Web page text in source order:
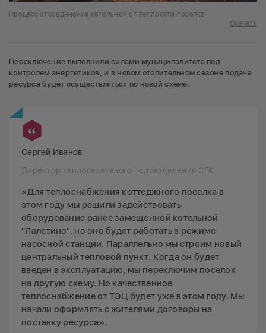
Процесс отсоединения котельной от теплосети поселка
Скачать
Переключение выполнили силами муниципалитета под
контролем энергетиков, и в новом отопительном сезоне подача
ресурса будет осуществляться по новой схеме.
Сергей Иванов
Директор теплосететевого подразделения СГК
«Для теплоснабжения коттеджного поселка в
этом году мы решили задействовать
оборудование ранее замещенной котельной
"Лалетино", но оно будет работать в режиме
насосной станции. Параллельно мы строим новый
центральный тепловой пункт. Когда он будет
введен в эксплуатацию, мы переключим поселок
на другую схему. Но качественное
теплоснабжение от ТЭЦ будет уже в этом году. Мы
начали оформлять с жителями договоры на
поставку ресурса».